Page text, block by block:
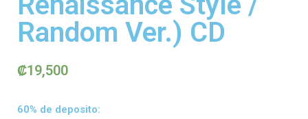
Random Ver.) CD
₡19,500
60% de deposito: